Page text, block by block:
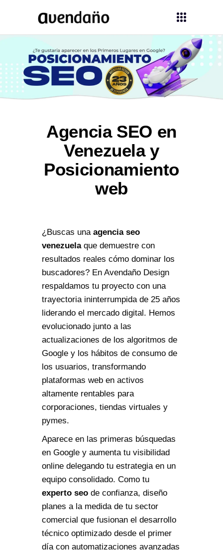
Agencia SEO en
Venezuela y
Posicionamiento
web
¿Buscas una agencia seo
venezuelaque demuestre con
resultados reales cómo dominar los
buscadores? En Avendaño Design
respaldamos tu proyecto con una
trayectoria ininterrumpida de 25 años
liderando el mercado digital. Hemos
evolucionado junto a las
actualizaciones de los algoritmos de
Google y los hábitos de consumo de
los usuarios, transformando
plataformas web en activos
altamente rentables para
corporaciones, tiendas virtuales y
pymes.
Aparece en las primeras búsquedas
en Google y aumenta tu visibilidad
online delegando tu estrategia en un
equipo consolidado. Como tu
experto seo de confianza, diseño
planes a la medida de tu sector
comercial que fusionan el desarrollo
técnico optimizado desde el primer
día con automatizaciones avanzadas